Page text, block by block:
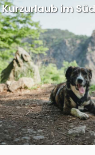
Kurzurlaub im